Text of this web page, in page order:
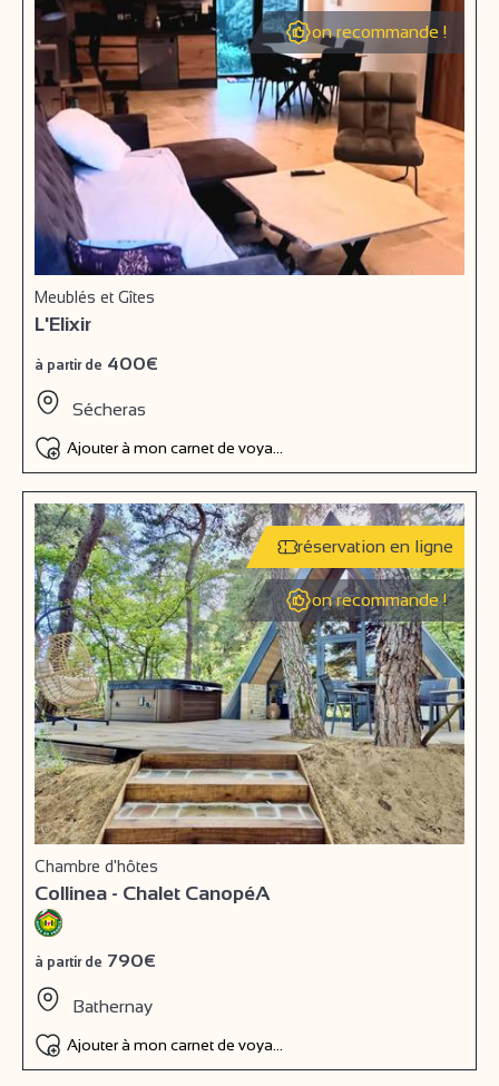
on recommande !
Meublés et Gîtes
L'Elixir
à partir de 400€
Sécheras
Ajouter à mon carnet de voyage
réservation en ligne
on recommande !
Chambre d'hôtes
Collinea - Chalet CanopéA
à partir de 790€
Bathernay
Ajouter à mon carnet de voyage